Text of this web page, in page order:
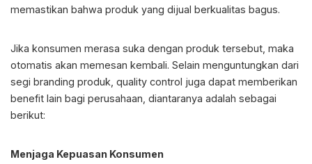
memastikan bahwa produk yang dijual berkualitas bagus.
Jika konsumen merasa suka dengan produk tersebut, maka
otomatis akan memesan kembali. Selain menguntungkan dari
segi branding produk, quality control juga dapat memberikan
benefit lain bagi perusahaan, diantaranya adalah sebagai
berikut:
Menjaga Kepuasan Konsumen